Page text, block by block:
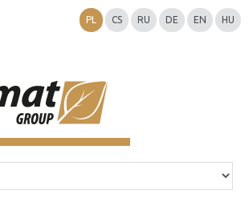
PL CS RU DE EN HU